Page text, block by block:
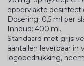
oppervlakte
Dosering: 0,5 ml per
Inhoud: 400 ml.
Standaard met grijs
aantallen leverbaar in
logobedrukking,